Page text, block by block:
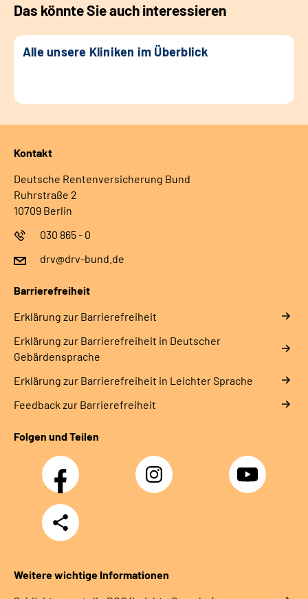
Das könnte Sie auch interessieren
Alle unsere Kliniken im Überblick
Kontakt
Deutsche Rentenversicherung Bund
Ruhrstraße 2
10709 Berlin
030 865 - 0
drv@drv-bund.de
Barrierefreiheit
Erklärung zur Barrierefreiheit
Erklärung zur Barrierefreiheit in Deutscher
Gebärdensprache
Erklärung zur Barrierefreiheit in Leichter Sprache
Feedback zur Barrierefreiheit
Folgen und Teilen
Facebook Instagram YouTube
Teilen
Weitere wichtige Informationen